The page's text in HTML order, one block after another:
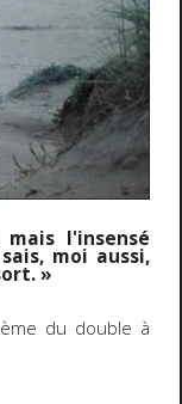
l'insensé
moi aussi,
»
du double à